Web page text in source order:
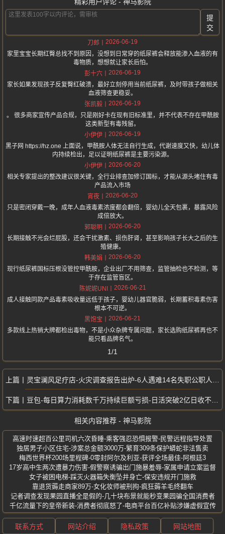
提
交
刀郎
2026-06-19
家里宝宝长期红臀总找不到原因，没想到日常穿的纸尿裤会释放能渗入血液的有
毒物质，想想就让家长后怕。
彭十六
2026-06-19
家长如果发现孩子反复臀红破溃，最好立刻停用当前纸尿裤，及时带孩子做相关
血液筛查更稳妥。
张凯毅
2026-06-19
。 很多商家宣传产品合规，只是刚好卡在现有旧标准里，并不代表不存在甲酰胺
这类新型有毒残留。
小伊伊
2026-06-19
黑子网 https://hz.one 上面说，甲酰胺人体无法自行生成，代谢速度又快，幼儿体
内持续检出，足以证明纸尿裤是主要污染源。
小伊伊
2026-06-20
相关专家提出的整改建议很关键，全行业排查加修订国标，才能从源头堵住有毒
产品流入市场
宵夜
2026-06-20
只是密闭穿戴一晚，成年人血液毒素浓度都会翻倍，婴幼儿全天包裹，暴露风险
成倍放大。
郭聪明
2026-06-20
长期接触不光会烂屁股，还会干扰激素、损伤肝肾，甚至影响孩子长大之后的生
殖健康。
韩美娟
2026-06-20
现行纸尿裤国标压根没管控甲酰胺，企业出厂不用筛查，监管抽检也不检测，等
于存在监管盲区。
陈妮妮UNI
2026-06-21
成人接触同款产品毒素吸收量远低于孩子，婴幼儿器官脆弱，长期蓄积毒素伤害
根本不可逆。
黑饱宝
2026-06-21
多款线上热销大牌都检出毒物，不是小众杂牌专属问题，家长选购纸尿裤再也不
能只看品牌名气。
1/1
灵宝澜风足疗店-火灾调查报告出炉-6人遇难14名失职公职人员被问责
豆包-每日算力消耗数千万持续巨额亏损-日活突破2亿日收不足百万
相关内容推荐 - 神马影院
高速时速超百公里司机六次昏睡-乘客强忍恐惧报警-民警远程指导处置
独居男子小区住宅-涉案总金额3000万-繁育309条保护蟒蛇非法售卖
梅西世界杯200场里程碑-0零封阿尔及利亚-获评全场最佳-阿根廷3
17岁高中生两次遭暴力伤害-假警察诱骗出门施暴羞辱-家属申请立案监督
女子被困电梯-踩灭火器箱失衡坠井身亡-保安违规开门施救
靠退货薅走商家89万-女化妆师被刑拘-疯狂薅羊毛终翻车
记者调查发现果园直播全是假的-几十块布景就能秒变果园骗全国消费者
千亿流量下的皇帝新装-消费者彻底怒了-电商平台百亿补贴涉嫌虚假宣传
联系方式 网站介绍 隐私政策 网站地图